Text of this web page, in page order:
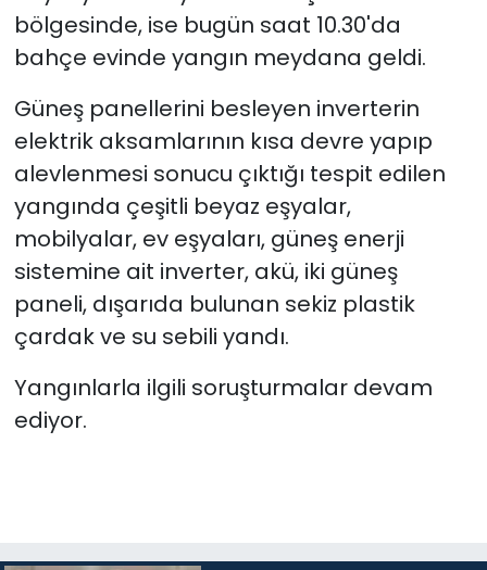
bölgesinde, ise bugün saat 10.30'da
bahçe evinde yangın meydana geldi.
Güneş panellerini besleyen inverterin
elektrik aksamlarının kısa devre yapıp
alevlenmesi sonucu çıktığı tespit edilen
yangında çeşitli beyaz eşyalar,
mobilyalar, ev eşyaları, güneş enerji
sistemine ait inverter, akü, iki güneş
paneli, dışarıda bulunan sekiz plastik
çardak ve su sebili yandı.
Yangınlarla ilgili soruşturmalar devam
ediyor.